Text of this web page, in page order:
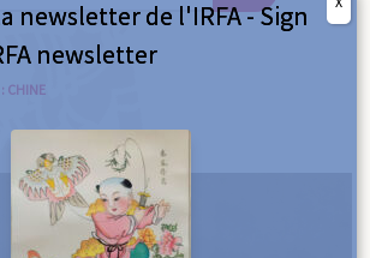
SE
CHINE
newsletter de l'IRFA - Sign
newsletter